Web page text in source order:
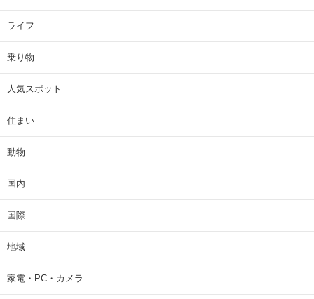
ライフ
乗り物
人気スポット
住まい
動物
国内
国際
地域
家電・PC・カメラ